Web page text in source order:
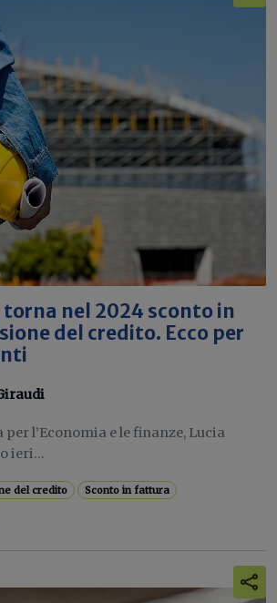
torna nel 2024 sconto in
del credito. Ecco per
l’Economia e le finanze, Lucia
ieri...
del credito
Sconto in fattura